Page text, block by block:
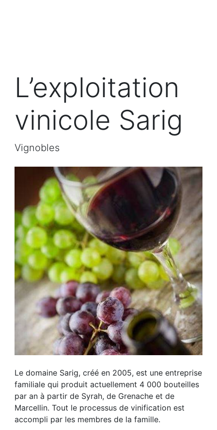
L’exploitation
vinicole Sarig
Vignobles
Le domaine Sarig, créé en 2005, est une entreprise
familiale qui produit actuellement 4 000 bouteilles
par an à partir de Syrah, de Grenache et de
Marcellin. Tout le processus de vinification est
accompli par les membres de la famille.